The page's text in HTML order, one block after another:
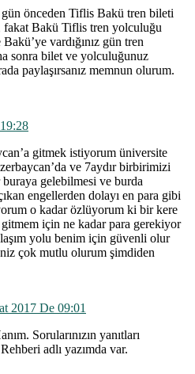
önceden Tiflis Bakü tren bileti
fakat Bakü Tiflis tren yolculuğu
vardığınız gün tren
sonra bilet ve yolculuğunuz
paylaşırsanız memnun olurum.
gitmek istiyorum üniversite
ve 7aydır birbirimizi
gelebilmesi ve burda
engellerden dolayı en para gibi
o kadar özlüyorum ki bir kere
için ne kadar para gerekiyor
yolu benim için güvenli olur
çok mutlu olurum şimdiden
2017 De 09:01
Sorularınızın yanıtları
adlı yazımda var.